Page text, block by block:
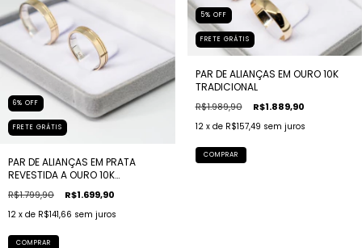
6% OFF
FRETE GRÁTIS
PAR DE ALIANÇAS EM PRATA
REVESTIDA A OURO 10K
QUADRADA COM 2 FRISOS
R$1.799,90 R$1.699,90
12 x de R$141,66 sem juros
COMPRAR
5% OFF
FRETE GRÁTIS
PAR DE ALIANÇAS EM OURO 10K
TRADICIONAL
R$1.989,90 R$1.889,90
12 x de R$157,49 sem juros
COMPRAR